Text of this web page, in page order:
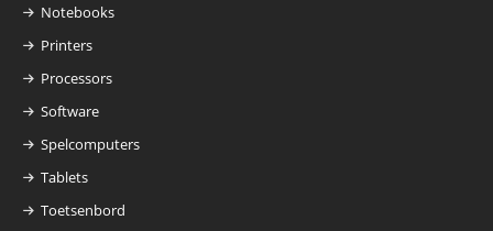
Notebooks
Printers
Processors
Software
Spelcomputers
Tablets
Toetsenbord